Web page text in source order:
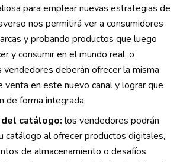
para emplear nuevas estrategias de
nos permitirá ver a consumidores
y probando productos que luego
y consumir en el mundo real, o
vendedores deberán ofrecer la misma
venta en este nuevo canal y lograr que
de forma integrada.
catálogo: los vendedores podrán
catálogo al ofrecer productos digitales,
de almacenamiento o desafíos